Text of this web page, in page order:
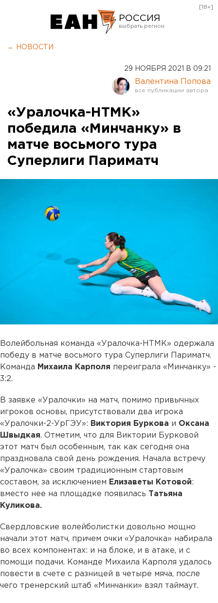
РОССИЯ
Курган
Оренбург
[18+]
← НОВОСТИ
29 НОЯБРЯ 2021 В 09:21
Валентина Попова
«Уралочка-НТМК»
победила «Минчанку» в
матче восьмого тура
Суперлиги Париматч
Волейбольная команда «Уралочка-НТМК» одержала
победу в матче восьмого тура Суперлиги Париматч.
Команда Михаила Карполя переиграла «Минчанку» -
3:2.
В заявке «Уралочки» на матч, помимо привычных
игроков основы, присутствовали два игрока
«Уралочки-2-УрГЭУ»: Виктория Буркова и Оксана
Швыдкая. Отметим, что для Виктории Бурковой
этот матч был особенным, так как сегодня она
праздновала свой день рождения. Начала встречу
«Уралочка» своим традиционным стартовым
составом, за исключением Елизаветы Котовой:
вместо нее на площадке появилась Татьяна
Куликова.
Свердловские волейболистки довольно мощно
начали этот матч, причем очки «Уралочка» набирала
во всех компонентах: и на блоке, и в атаке, и с
помощи подачи. Команде Михаила Карполя удалось
повести в счете с разницей в четыре мяча, после
чего тренерский штаб «Минчанки» взял таймаут.